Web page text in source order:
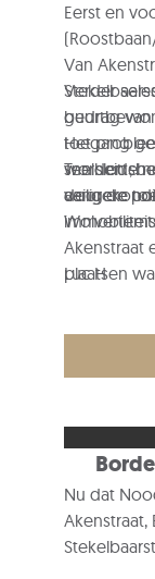
Eerst en
Van
gedrag
Het
worden ;
Verder
toegang
door de
Ten slotte
veiligere
Akenstraat
plaatsen
gevaarlijk
Luc H
Nu dat
Akenstraat,